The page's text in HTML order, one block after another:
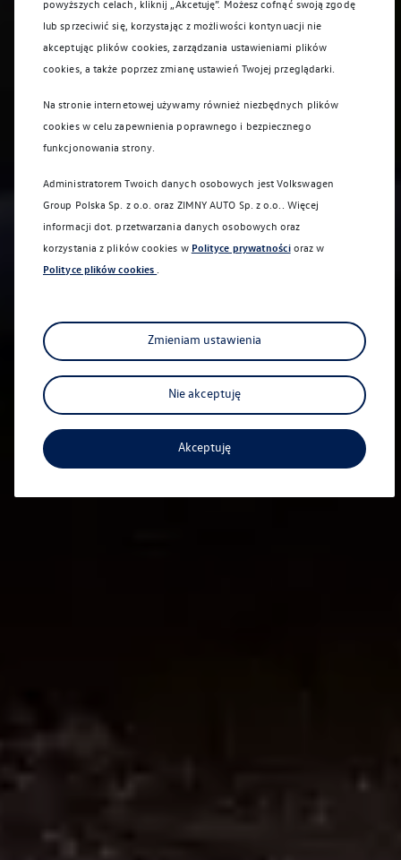
powyższych celach, kliknij „Akcetuję”. Możesz cofnąć swoją zgodę
lub sprzeciwić się, korzystając z możliwości kontynuacji nie
akceptując plików cookies, zarządzania ustawieniami plików
cookies, a także poprzez zmianę ustawień Twojej przeglądarki.
Na stronie internetowej używamy również niezbędnych plików
cookies w celu zapewnienia poprawnego i bezpiecznego
funkcjonowania strony.
Administratorem Twoich danych osobowych jest Volkswagen
Group Polska Sp. z o.o. oraz ZIMNY AUTO Sp. z o.o. . Więcej
informacji dot. przetwarzania danych osobowych oraz
korzystania z plików cookies w Polityce prywatnościoraz w
Polityce plików cookies .
Zmieniam ustawienia
Nie akceptuję
Akceptuję